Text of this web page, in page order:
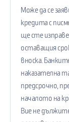
Може да се
кредита с
ще сте
оставащия
вноска.
наказателна
предсрочно,
началото на
Вие не